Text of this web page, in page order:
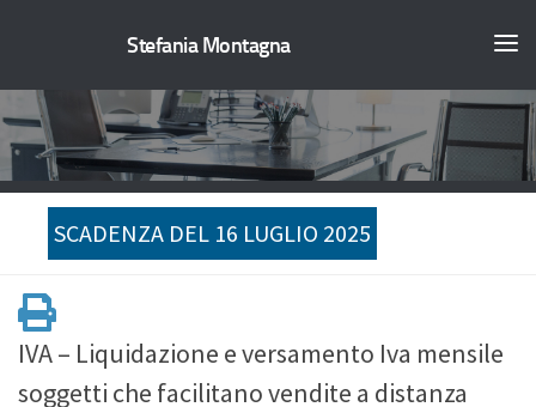
Stefania Montagna
SCADENZA DEL 16 LUGLIO 2025
IVA – Liquidazione e versamento Iva mensile
soggetti che facilitano vendite a distanza